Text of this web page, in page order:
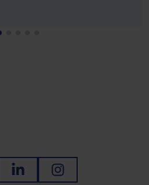
Facebook
Ga naar LinkedInGa naar Instagram